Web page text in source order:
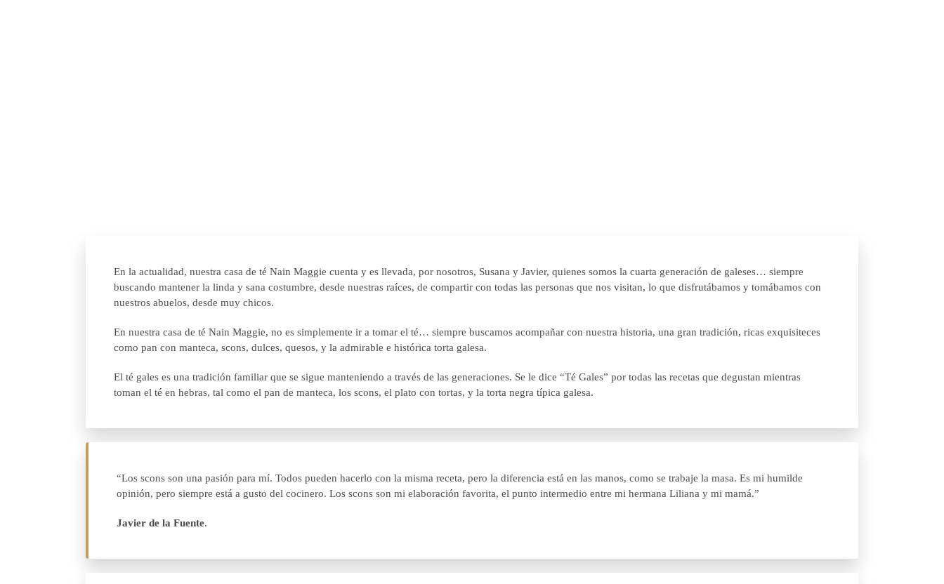
En la actualidad, nuestra casa de té Nain Maggie cuenta y es llevada, por nosotros, Susana y Javier, quienes somos la cuarta generación de galeses… siempre
buscando mantener la linda y sana costumbre, desde nuestras raíces, de compartir con todas las personas que nos visitan, lo que disfrutábamos y tomábamos con
nuestros abuelos, desde muy chicos.
En nuestra casa de té Nain Maggie, no es simplemente ir a tomar el té… siempre buscamos acompañar con nuestra historia, una gran tradición, ricas exquisiteces
como pan con manteca, scons, dulces, quesos, y la admirable e histórica torta galesa.
El té gales es una tradición familiar que se sigue manteniendo a través de las generaciones. Se le dice “Té Gales” por todas las recetas que degustan mientras
toman el té en hebras, tal como el pan de manteca, los scons, el plato con tortas, y la torta negra típica galesa.
“Los scons son una pasión para mí. Todos pueden hacerlo con la misma receta, pero la diferencia está en las manos, como se trabaje la masa. Es mi humilde
opinión, pero siempre está a gusto del cocinero. Los scons son mi elaboración favorita, el punto intermedio entre mi hermana Liliana y mi mamá.”
Javier de la Fuente.